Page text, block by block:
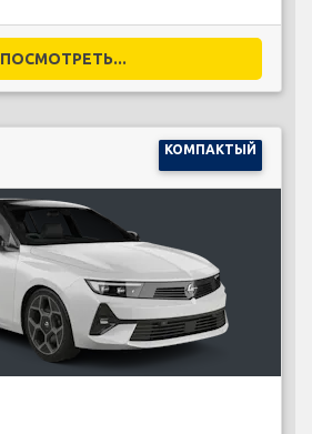
ПОСМОТРЕТЬ...
КОМПАКТЫЙ